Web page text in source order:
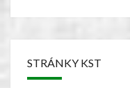
STRÁNKY KST